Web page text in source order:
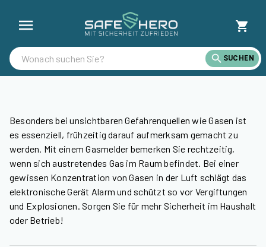
SUCHEN
Besonders bei unsichtbaren Gefahrenquellen wie Gasen ist
es essenziell, frühzeitig darauf aufmerksam gemacht zu
werden. Mit einem Gasmelder bemerken Sie rechtzeitig,
wenn sich austretendes Gas im Raum befindet. Bei einer
gewissen Konzentration von Gasen in der Luft schlägt das
elektronische Gerät Alarm und schützt so vor Vergiftungen
und Explosionen. Sorgen Sie für mehr Sicherheit im Haushalt
oder Betrieb!